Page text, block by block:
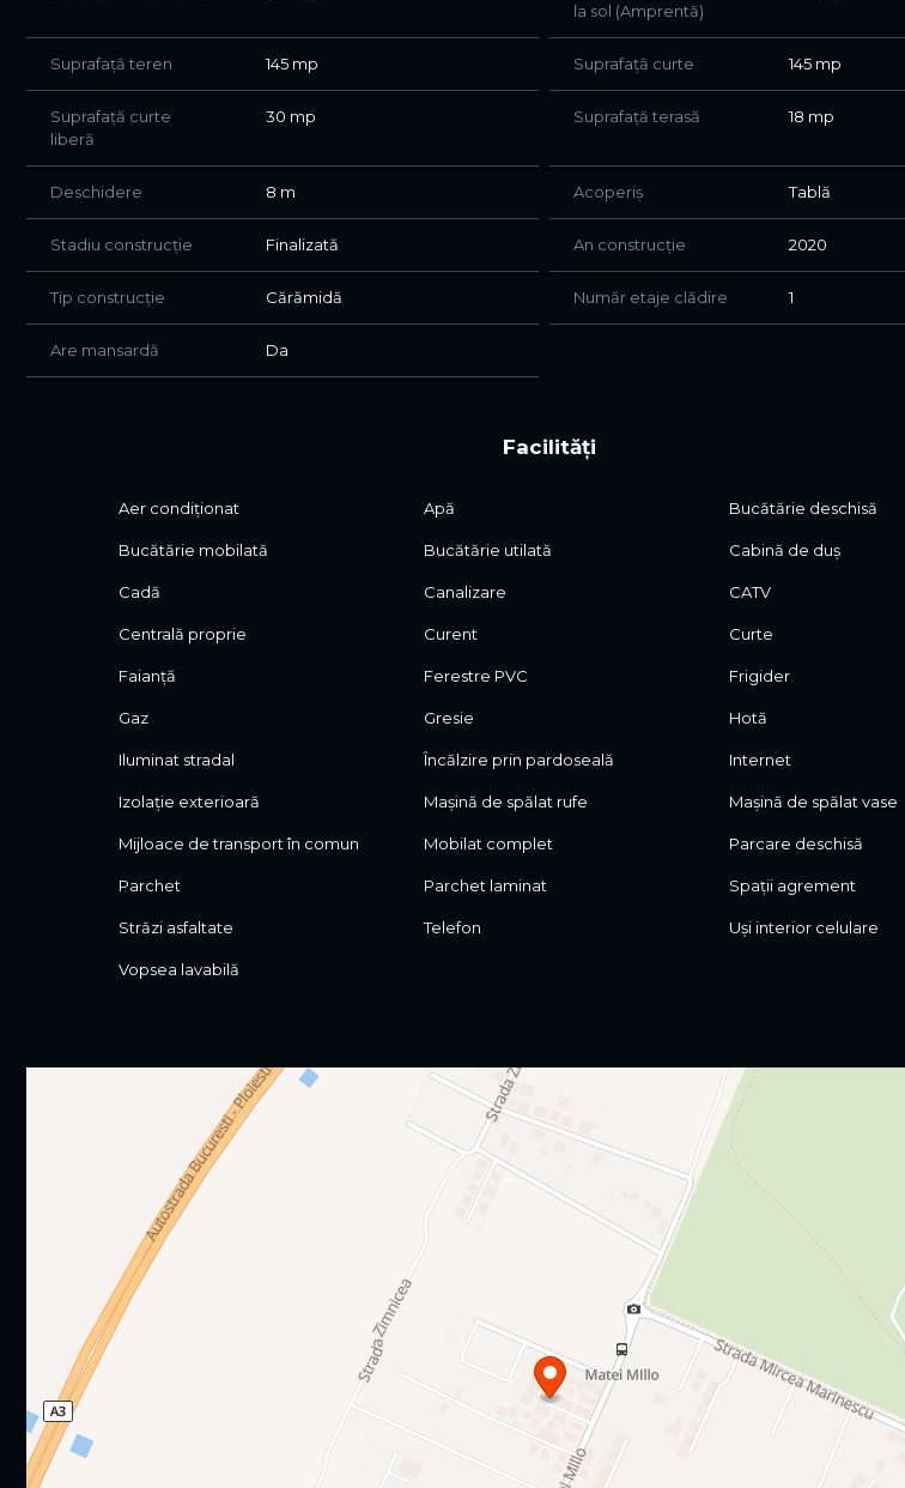
la sol (Amprentă)
Suprafață teren 145 mp Suprafață curte 145 mp
Suprafață curte
liberă
30 mp Suprafață terasă 18 mp
Deschidere 8 m Acoperiș Tablă
Stadiu construcție Finalizată An construcție 2020
Tip construcție Cărămidă Număr etaje clădire 1
Are mansardă Da
Facilități
Aer condiționat Apă Bucătărie deschisă
Bucătărie mobilată Bucătărie utilată Cabină de duș
Cadă Canalizare CATV
Centrală proprie Curent Curte
Faianță Ferestre PVC Frigider
Gaz Gresie Hotă
Iluminat stradal Încălzire prin pardoseală Internet
Izolație exterioară Mașină de spălat rufe Mașină de spălat vase
Mijloace de transport în comun Mobilat complet Parcare deschisă
Parchet Parchet laminat Spații agrement
Străzi asfaltate Telefon Uși interior celulare
Vopsea lavabilă